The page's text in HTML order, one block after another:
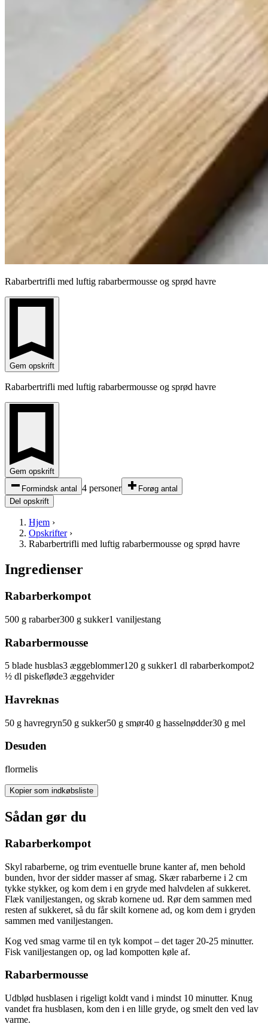
Rabarbertrifli med luftig rabarbermousse og sprød havre
Gem opskrift
Rabarbertrifli med luftig rabarbermousse og sprød havre
Gem opskrift
Formindsk antal
4 personer
Forøg antal
Del opskrift
Hjem ›
Opskrifter›
Rabarbertrifli med luftig rabarbermousse og sprød havre
Ingredienser
Rabarberkompot
500 g rabarber300 g sukker1 vaniljestang
Rabarbermousse
5 blade husblas3 æggeblommer120 g sukker1 dl rabarberkompot2
½ dl piskefløde3 æggehvider
Havreknas
50 g havregryn50 g sukker50 g smør40 g hasselnødder30 g mel
Desuden
flormelis
Kopier som indkøbsliste
Sådan gør du
Rabarberkompot
Skyl rabarberne, og trim eventuelle brune kanter af, men behold
bunden, hvor der sidder masser af smag. Skær rabarberne i 2 cm
tykke stykker, og kom dem i en gryde med halvdelen af sukkeret.
Flæk vaniljestangen, og skrab kornene ud. Rør dem sammen med
resten af sukkeret, så du får skilt kornene ad, og kom dem i gryden
sammen med vaniljestangen.
Kog ved smag varme til en tyk kompot – det tager 20-25 minutter.
Fisk vaniljestangen op, og lad kompotten køle af.
Rabarbermousse
Udblød husblasen i rigeligt koldt vand i mindst 10 minutter. Knug
vandet fra husblasen, kom den i en lille gryde, og smelt den ved lav
varme.